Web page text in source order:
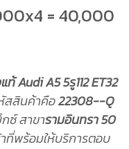
= 40,000
Audi A5 5รู112 ET32
สสินค้าคือ22308--Q
ซ์ สาขารามอินทรา 50
ที่พร้อมให้บริการตอบ